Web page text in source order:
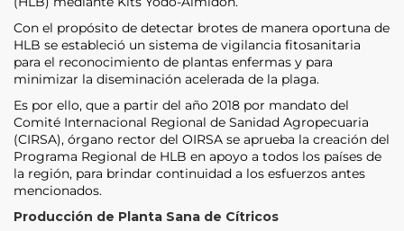
Con el propósito de detectar brotes de manera oportuna de
HLB se estableció un sistema de vigilancia fitosanitaria
para el reconocimiento de plantas enfermas y para
minimizar la diseminación acelerada de la plaga.
Es por ello, que a partir del año 2018 por mandato del
Comité Internacional Regional de Sanidad Agropecuaria
(CIRSA), órgano rector del OIRSA se aprueba la creación del
Programa Regional de HLB en apoyo a todos los países de
la región, para brindar continuidad a los esfuerzos antes
mencionados.
Producción de Planta Sana de Cítricos